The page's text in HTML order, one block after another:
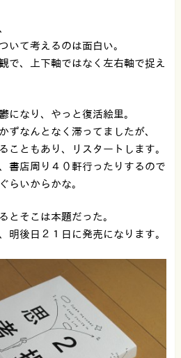
いて考えるのは面白い。
で、上下軸ではなく左右軸で捉え
になり、やっと復活絵里。
ずなんとなく滞ってましたが、
こともあり、リスタートします。
書店周り４０軒行ったりするので
らいからかな。
とそこは本題だった。
明後日２１日に発売になります。